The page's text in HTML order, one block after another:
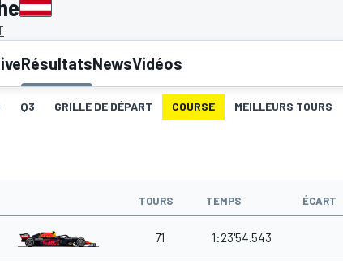
RésultatsNewsVidéos
Q3 GRILLE DE DÉPART COURSE MEILLEURS TOURS
TOURS TEMPS ÉCART
71 1:23'54.543